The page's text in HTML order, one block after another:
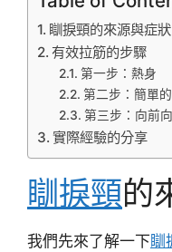
瞓捩頸的來源與症狀
有效拉筋的步驟
第一步：熱身
第二步：簡單
第三步：向前
實際經驗的分享
瞓捩頸的
我們先來了解一下瞓